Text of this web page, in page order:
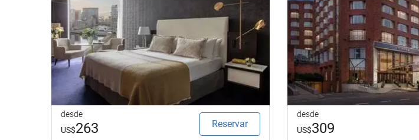
desde
US$263 Reservar
desde
US$309